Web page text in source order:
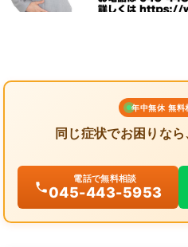
年中無休 無料
同じ症状でお困りな
電話で無料相談
045-443-5953